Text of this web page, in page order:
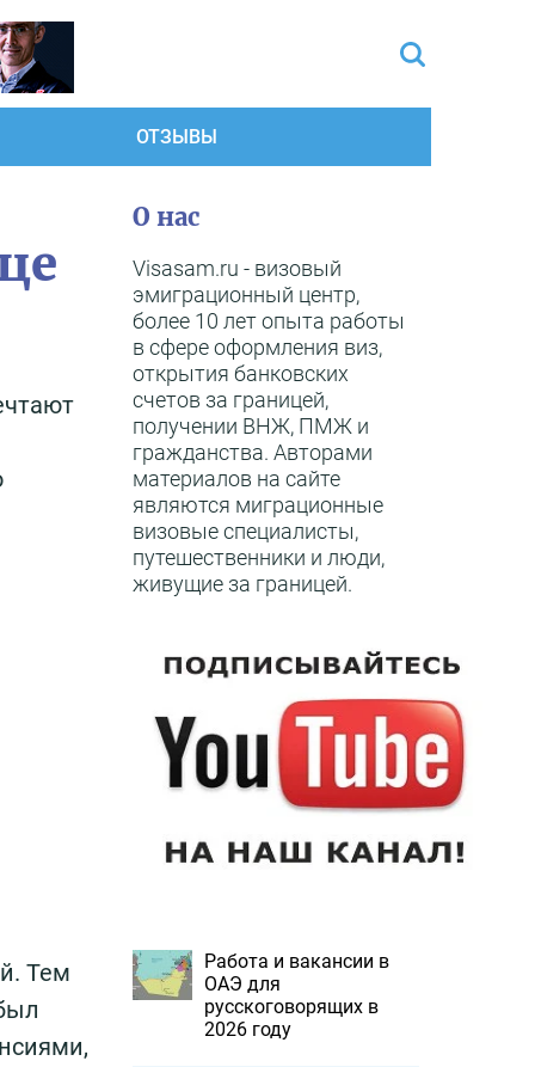
ОТЗЫВЫ
Тем
О нас
Visasam.ru - визовый
эмиграционный центр,
более 10 лет опыта работы
в сфере оформления виз,
открытия банковских
счетов за границей,
получении ВНЖ, ПМЖ и
гражданства. Авторами
материалов на сайте
являются миграционные
визовые специалисты,
путешественники и люди,
живущие за границей.
Работа и вакансии в
ОАЭ для
русскоговорящих в
2026 году